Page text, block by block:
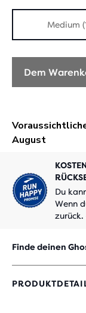
Medium
Dem
Du
Wenn
Finde deinen